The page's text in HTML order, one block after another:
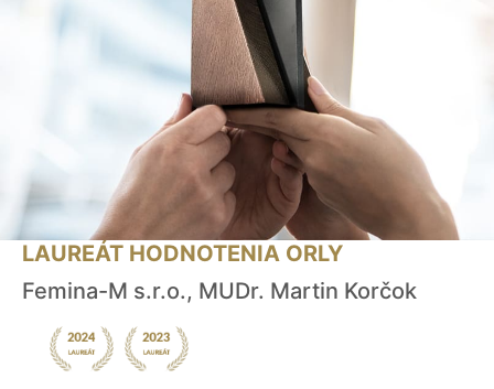
LAUREÁT HODNOTENIA ORLY
Femina-M s.r.o., MUDr. Martin Korčok